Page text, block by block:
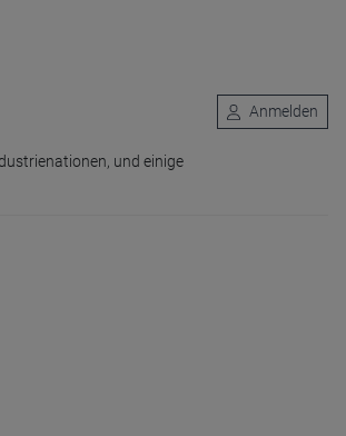
und einige
Anmelden